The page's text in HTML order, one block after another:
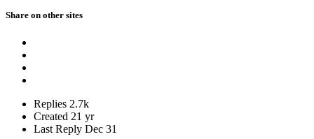
Share on other sites
Replies 2.7k
Created 21 yr
Last Reply Dec 31